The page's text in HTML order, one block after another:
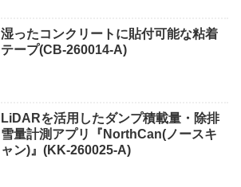
湿ったコンクリートに貼付可能な粘着
テープ(CB-260014-A)
LiDARを活用したダンプ積載量・除排
雪量計測アプリ『NorthCan(ノースキ
ャン)』(KK-260025-A)